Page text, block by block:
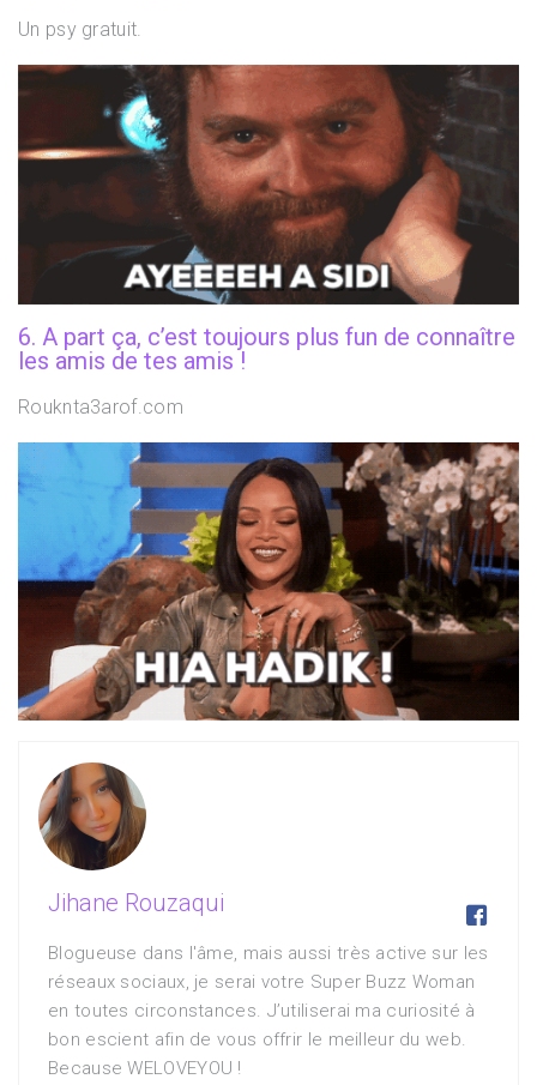
Un psy gratuit.
6. A part ça, c’est toujours plus fun de connaître
les amis de tes amis !
Rouknta3arof.com
Jihane Rouzaqui 
Blogueuse dans l'âme, mais aussi très active sur les
réseaux sociaux, je serai votre Super Buzz Woman
en toutes circonstances. J’utiliserai ma curiosité à
bon escient afin de vous offrir le meilleur du web.
Because WELOVEYOU !